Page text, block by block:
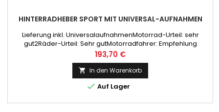
HINTERRADHEBER SPORT MIT UNIVERSAL-AUFNAHMEN
Lieferung inkl. UniversalaufnahmenMotorrad-Urteil: sehr
gut2Räder-Urteil: Sehr gutMotorradfahrer: Empfehlung
Preis
193,70 €
 In den Warenkorb
 Auf Lager